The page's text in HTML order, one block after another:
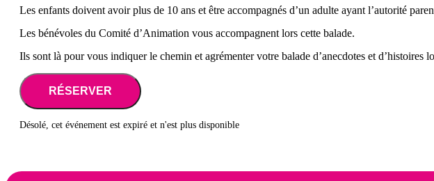
Les enfants doivent avoir plus de 10 ans et être accompagnés d’un adulte ayant l’autorité
Les bénévoles du Comité d’Animation vous accompagnent lors cette balade.
Ils sont là pour vous indiquer le chemin et agrémenter votre balade d’anecdotes et d’histoires
RÉSERVER
Désolé, cet événement est expiré et n'est plus disponible